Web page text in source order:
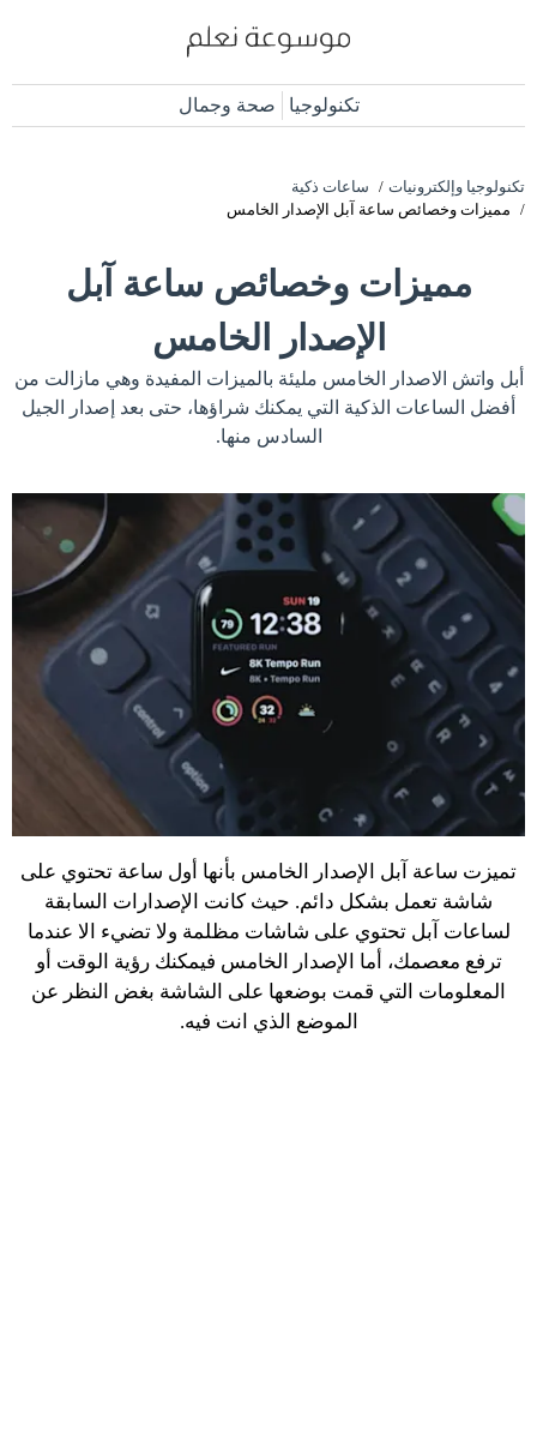
تكنولوجيا صحة وجمال
تكنولوجيا وإلكترونيات
ساعات ذكية
مميزات وخصائص ساعة آبل الإصدار الخامس
مميزات وخصائص ساعة آبل
الإصدار الخامس
أبل واتش الاصدار الخامس مليئة بالميزات المفيدة وهي مازالت من
أفضل الساعات الذكية التي يمكنك شراؤها، حتى بعد إصدار الجيل
السادس منها.
تميزت ساعة آبل الإصدار الخامس بأنها أول ساعة تحتوي على
شاشة تعمل بشكل دائم. حيث كانت الإصدارات السابقة
لساعات آبل تحتوي على شاشات مظلمة ولا تضيء الا عندما
ترفع معصمك، أما الإصدار الخامس فيمكنك رؤية الوقت أو
المعلومات التي قمت بوضعها على الشاشة بغض النظر عن
الموضع الذي انت فيه.